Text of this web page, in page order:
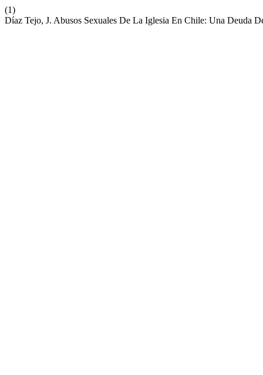
(1)
Díaz Tejo, J. Abusos Sexuales De La Iglesia En Chile: Una Deuda